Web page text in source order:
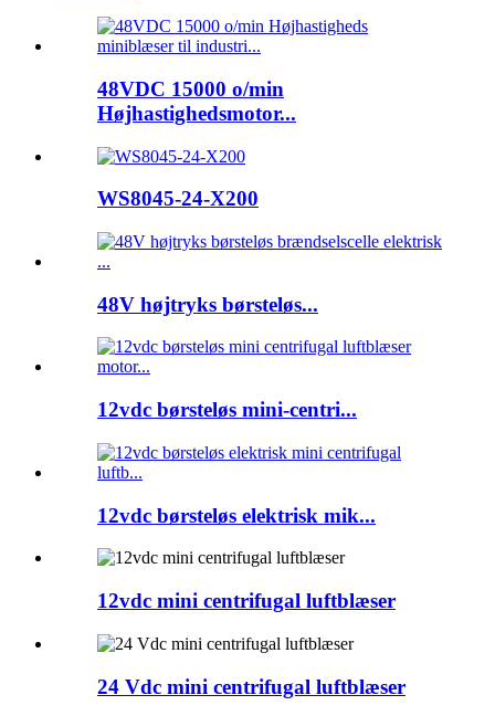
48VDC 15000 o/min
Højhastighedsmotor...
WS8045-24-X200
48V højtryks børsteløs...
12vdc børsteløs mini-centri...
12vdc børsteløs elektrisk mik...
12vdc mini centrifugal luftblæser
24 Vdc mini centrifugal luftblæser